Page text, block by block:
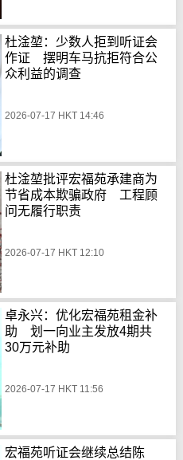
杜淦堃：少数人拒到听证会
作证 摆明车马抗拒符合公
众利益的调查
2026-07-17 HKT 14:46
杜淦堃批评宏福苑承建商为
节省成本欺骗政府 工程顾
问无履行职责
2026-07-17 HKT 12:10
卓永兴：优化宏福苑租金补
助 划一向业主发放4期共
30万元补助
2026-07-17 HKT 11:56
宏福苑听证会继续总结陈